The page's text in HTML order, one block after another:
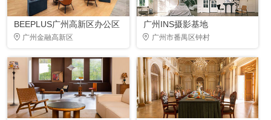
BEEPLUS广州高新区办公区
广州金融高新区
广州INS摄影基地
广州市番禺区钟村